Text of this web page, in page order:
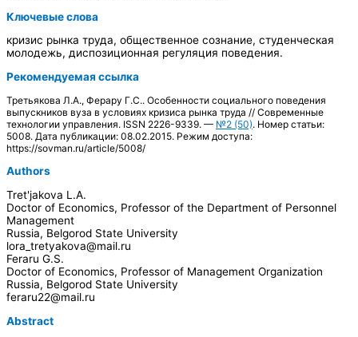
Ключевые слова
кризис рынка труда, общественное сознание, студенческая
молодежь, диспозиционная регуляция поведения.
Рекомендуемая ссылка
Третьякова Л.А., Ферару Г.С.. Особенности социального поведения
выпускников вуза в условиях кризиса рынка труда // Современные
технологии управления. ISSN 2226-9339. — №2 (50). Номер статьи:
5008. Дата публикации: 08.02.2015. Режим доступа:
https://sovman.ru/article/5008/
Authors
Tret'jakova L.A.
Doctor of Economics, Professor of the Department of Personnel
Management
Russia, Belgorod State University
lora_tretyakova@mail.ru
Feraru G.S.
Doctor of Economics, Professor of Management Organization
Russia, Belgorod State University
feraru22@mail.ru
Abstract